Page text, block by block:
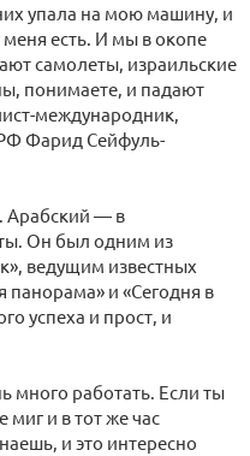
упала на мою машину, и
есть. И мы в окопе
самолеты, израильские
понимаете, и падают
международник,
РФ Фарид Сейфуль-
Арабский — в
Он был одним из
ведущим известных
и «Сегодня в
успеха и прост, и
много работать. Если ты
и в тот же час
и это интересно